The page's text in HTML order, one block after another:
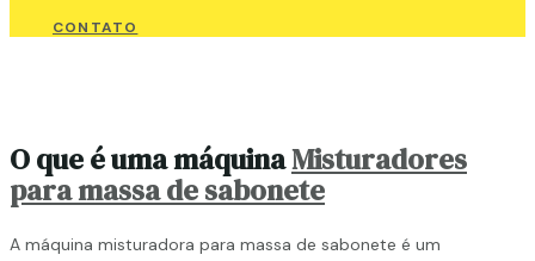
CONTATO
O que é uma máquinaMisturadores
para massa de sabonete
A máquina misturadora para massa de sabonete é um